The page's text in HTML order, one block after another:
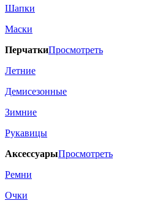
Шапки
Маски
ПерчаткиПросмотреть
Летние
Демисезонные
Зимние
Рукавицы
АксессуарыПросмотреть
Ремни
Очки